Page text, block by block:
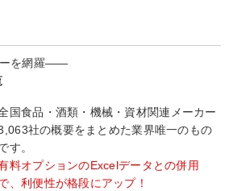
ーを網羅――
国食品・酒類・機械・資材関連メーカー
社の概要をまとめた業界唯一のもの
す。
料オプションのExcelデータとの併用
、利便性が格段にアップ！